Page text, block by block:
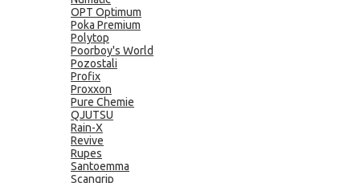
OPT Optimum
Poka Premium
Polytop
Poorboy's World
Pozostali
Profix
Proxxon
Pure Chemie
QJUTSU
Rain-X
Revive
Rupes
Santoemma
Scangrip